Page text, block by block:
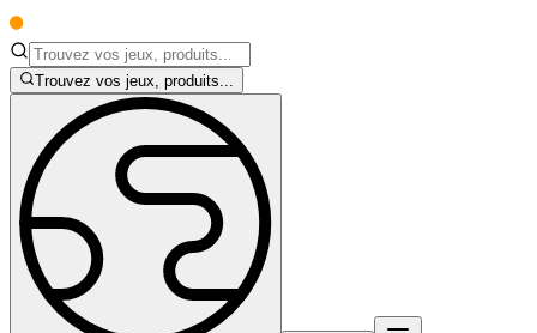
Trouvez vos jeux, produits...